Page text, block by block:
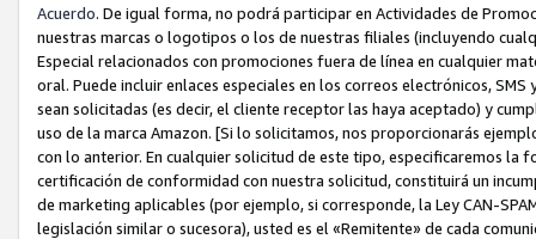
Acuerdo. De igual forma, no podrá participar en Actividades de
nuestras marcas o logotipos o los de nuestras filiales (incluyendo
Especial relacionados con promociones fuera de línea en cualquier
oral. Puede incluir enlaces especiales en los correos electrónicos,
sean solicitadas (es decir, el cliente receptor las haya aceptado) y
uso de la marca Amazon. [Si lo solicitamos, nos proporcionarás
con lo anterior. En cualquier solicitud de este tipo, especificaremos
certificación de conformidad con nuestra solicitud, constituirá un
de marketing aplicables (por ejemplo, si corresponde, la Ley CAN-
legislación similar o sucesora), usted es el «Remitente» de cada